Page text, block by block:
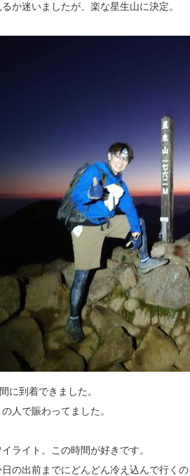
か迷いましたが、楽な星生山に決定。
到着できました。
人で賑わってました。
ライト。この時間が好きです。
の出前までにどんどん冷え込んで行くの